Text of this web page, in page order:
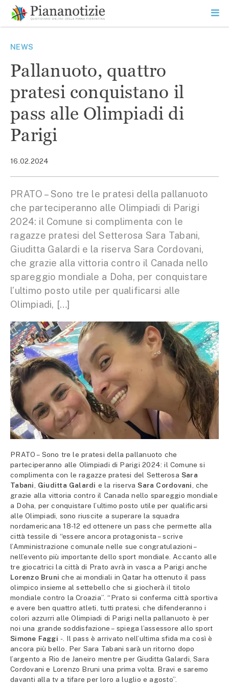
contenuto
SEARCH
NEWS
Pallanuoto, quattro
pratesi conquistano il
pass alle Olimpiadi di
Parigi
16.02.2024
PRATO – Sono tre le pratesi della pallanuoto
che parteciperanno alle Olimpiadi di Parigi
2024: il Comune si complimenta con le
ragazze pratesi del Setterosa Sara Tabani,
Giuditta Galardi e la riserva Sara Cordovani,
che grazie alla vittoria contro il Canada nello
spareggio mondiale a Doha, per conquistare
l’ultimo posto utile per qualificarsi alle
Olimpiadi, […]
PRATO – Sono tre le pratesi della pallanuoto che
parteciperanno alle Olimpiadi di Parigi 2024: il Comune si
complimenta con le ragazze pratesi del Setterosa Sara
Tabani
Giuditta Galardi e la riservaSara Cordovani , che
grazie alla vittoria contro il Canada nello spareggio mondiale
a Doha, per conquistare l’ultimo posto utile per qualificarsi
alle Olimpiadi, sono riuscite a superare la squadra
nordamericana 18-12 ed ottenere un pass che permette alla
città tessile di “essere ancora protagonista – scrive
l’Amministrazione comunale nelle sue congratulazioni –
nell’evento più importante dello sport mondiale. Accanto alle
tre giocatrici la città di Prato avrà in vasca a Parigi anche
Lorenzo Bruni che ai mondiali in Qatar ha ottenuto il pass
olimpico insieme al settebello che si giocherà il titolo
mondiale contro la Croazia”. “Prato si conferma città sportiva
e avere ben quattro atleti, tutti pratesi, che difenderanno i
colori azzurri alle Olimpiadi di Parigi nella pallanuoto è per
noi una grande soddisfazione – spiega l’assessore allo sport
Simone Faggi -. Il pass è arrivato nell’ultima sfida ma così è
ancora più bello. Per Sara Tabani sarà un ritorno dopo
l’argento a Rio de Janeiro mentre per Giuditta Galardi, Sara
Cordovani e Lorenzo Bruni una prima volta. Bravi e saremo
davanti alla tv a tifare per loro a luglio e agosto”.